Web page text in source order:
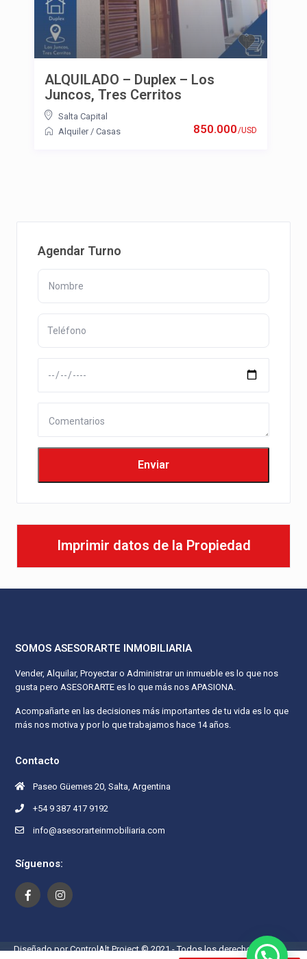
850.000/USD
ALQUILADO – Duplex – Los
Juncos, Tres Cerritos
Salta Capital
Alquiler/ Casas
Agendar Turno
Imprimir datos de la Propiedad
SOMOS ASESORARTE INMOBILIARIA
Vender, Alquilar, Proyectar o Administrar un inmueble es lo que nos
gusta pero ASESORARTE es lo que más nos APASIONA.
Acompañarte en las decisiones más importantes de tu vida es lo que
más nos motiva y por lo que trabajamos hace 14 años.
Contacto
Paseo Güemes 20, Salta, Argentina
+54 9 387 417 9192
info@asesorarteinmobiliaria.com
Síguenos:
Diseñado por ControlAlt Project © 2021 - Todos los derechos